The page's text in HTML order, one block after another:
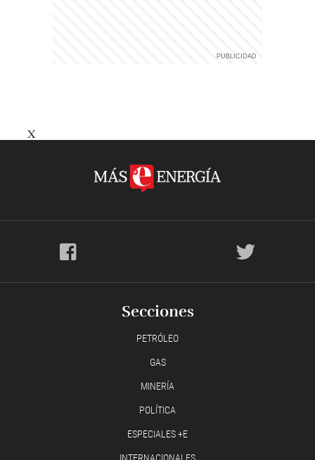
X
Secciones
PETRÓLEO
GAS
MINERÍA
POLÍTICA
ESPECIALES +E